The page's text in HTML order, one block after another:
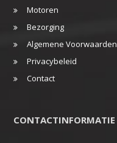
Motoren
Bezorging
Algemene Voorwaarden
Privacybeleid
Contact
CONTACTINFORMATIE